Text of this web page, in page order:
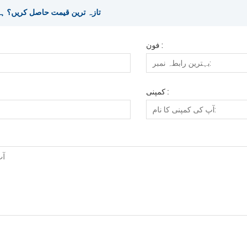
تازہ ترین قیمت حاصل کریں؟ ہم جلد از
فون :
کمپنی :